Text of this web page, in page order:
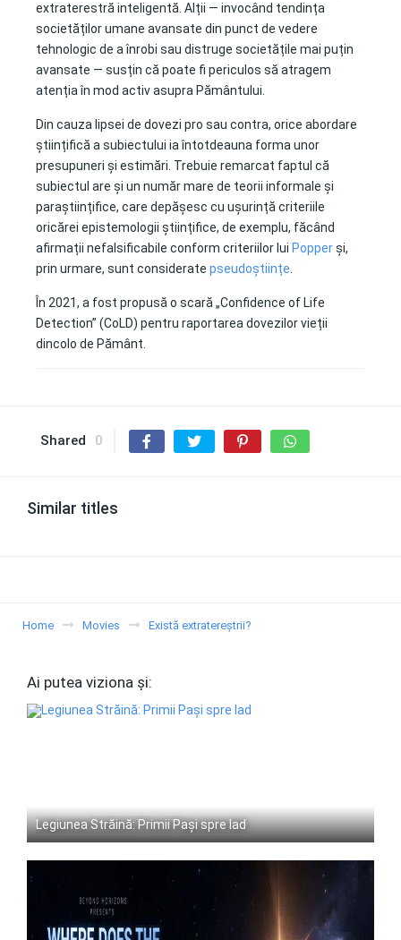
extraterestră inteligentă. Alții — invocând tendința
societăților umane avansate din punct de vedere
tehnologic de a înrobi sau distruge societățile mai puțin
avansate — susțin că poate fi periculos să atragem
atenția în mod activ asupra Pământului.
Din cauza lipsei de dovezi pro sau contra, orice abordare
științifică a subiectului ia întotdeauna forma unor
presupuneri și estimări. Trebuie remarcat faptul că
subiectul are și un număr mare de teorii informale și
paraștiințifice, care depășesc cu ușurință criteriile
oricărei epistemologii științifice, de exemplu, făcând
afirmații nefalsificabile conform criteriilor lui Popperși,
prin urmare, sunt considerate pseudoștiințe
În 2021, a fost propusă o scară „Confidence of Life
Detection” (CoLD) pentru raportarea dovezilor vieții
dincolo de Pământ.
Shared 0
Similar titles
Home Movies Există extratereștrii?
Ai putea viziona și:
Legiunea Străină: Primii Pași spre Iad